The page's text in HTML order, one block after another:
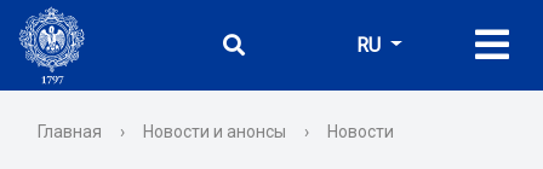
RU
Главная › Новости и анонсы › Новости